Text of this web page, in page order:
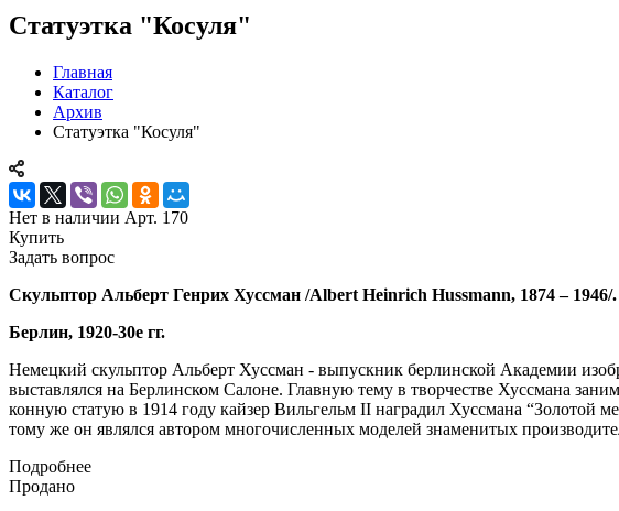
Статуэтка "Косуля"
Главная
Каталог
Архив
Статуэтка "Косуля"
Нет в наличии Арт. 170
Купить
Задать вопрос
Скульптор Альберт Генрих Хуссман /Albert Heinrich Hussmann, 1874 – 1946/.
Берлин, 1920-30е гг.
Немецкий скульптор Альберт Хуссман - выпускник берлинской Академии
выставлялся на Берлинском Салоне. Главную тему в творчестве Хуссмана
конную статую в 1914 году кайзер Вильгельм II наградил Хуссмана “Золотой
тому же он являлся автором многочисленных моделей знаменитых
Подробнее
Продано